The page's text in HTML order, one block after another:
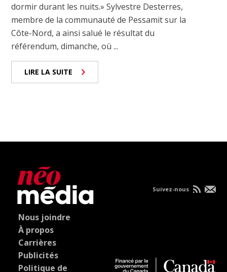
dormir durant les nuits.» Sylvestre Desterres,
membre de la communauté de Pessamit sur la
Côte-Nord, a ainsi salué le résultat du
référendum, dimanche, où ...
LIRE LA SUITE
Nous joindre
À propos
Carrières
Publicités
Politique de
Suivez-nous